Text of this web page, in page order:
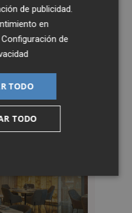
de publicidad
en
Configuración de
TODO
TODO